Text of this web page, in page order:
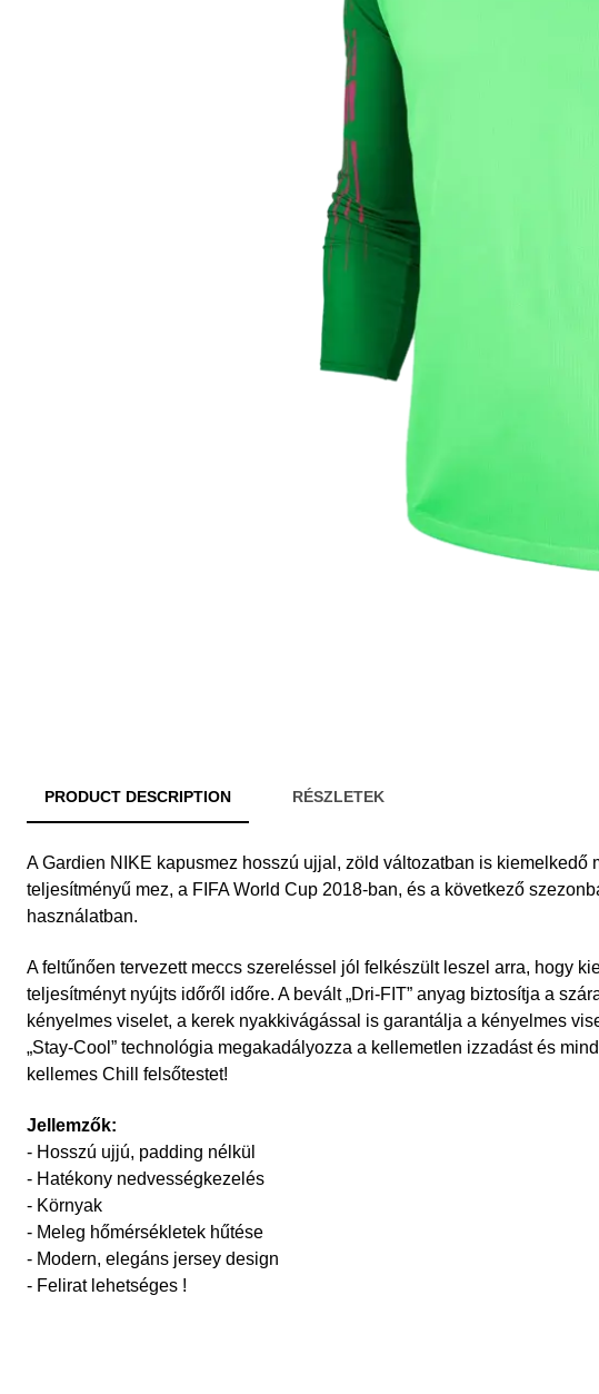
PRODUCT DESCRIPTION RÉSZLETEK
A Gardien NIKE kapusmez hosszú ujjal, zöld változatban is kiemelkedő
teljesítményű mez, a FIFA World Cup 2018-ban, és a következő
használatban.
A feltűnően tervezett meccs szereléssel jól felkészült leszel arra, hogy
teljesítményt nyújts időről időre. A bevált „Dri-FIT” anyag biztosítja a
kényelmes viselet, a kerek nyakkivágással is garantálja a kényelmes
„Stay-Cool” technológia megakadályozza a kellemetlen izzadást és
kellemes Chill felsőtestet!
Jellemzők:
- Hosszú ujjú, padding nélkül
- Hatékony nedvességkezelés
- Környak
- Meleg hőmérsékletek hűtése
- Modern, elegáns jersey design
- Felirat lehetséges !